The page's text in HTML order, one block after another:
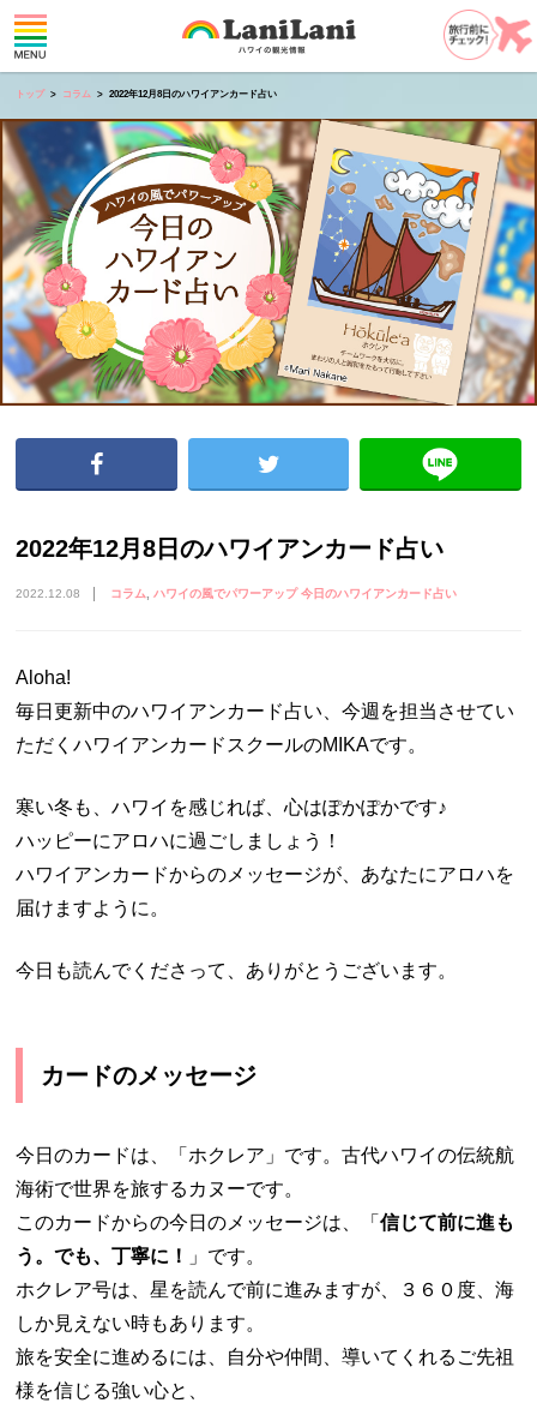
トップ コラム 2022年12月8日のハワイアンカード占い
2022年12月8日のハワイアンカード占い
2022.12.08 コラム ハワイの風でパワーアップ 今日のハワイアンカード占い
Aloha!
毎日更新中のハワイアンカード占い、今週を担当させてい
ただくハワイアンカードスクールのMIKAです。
寒い冬も、ハワイを感じれば、心はぽかぽかです♪
ハッピーにアロハに過ごしましょう！
ハワイアンカードからのメッセージが、あなたにアロハを
届けますように。
今日も読んでくださって、ありがとうございます。
カードのメッセージ
今日のカードは、「ホクレア」です。古代ハワイの伝統航
海術で世界を旅するカヌーです。
このカードからの今日のメッセージは、「信じて前に進も
う。でも、丁寧に！
」です。
ホクレア号は、星を読んで前に進みますが、３６０度、海
しか見えない時もあります。
旅を安全に進めるには、自分や仲間、導いてくれるご先祖
様を信じる強い心と、